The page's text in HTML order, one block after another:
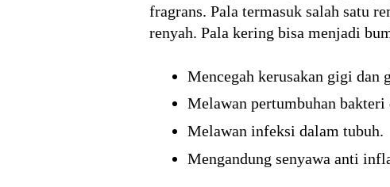
fragrans. Pala termasuk salah satu
renyah. Pala kering bisa menjadi
Mencegah kerusakan gigi dan
Melawan pertumbuhan
Melawan infeksi dalam tubuh.
Mengandung senyawa anti